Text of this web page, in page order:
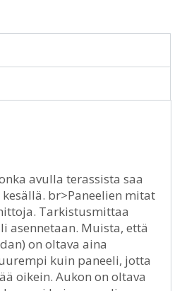
avulla terassista saa
br>Paneelien mitat
Tarkistusmittaa
asennetaan. Muista, että
on oltava aina
kuin paneeli, jotta
oikein. Aukon on oltava